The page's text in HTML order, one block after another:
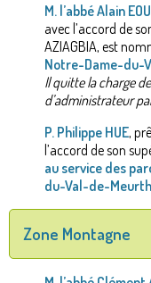
M. l’abbé Alain
avec l’accord de
AZIAGBIA, est
Notre-Dame-du-
Il quitte la charge
d’administrateur
P. Philippe HUE,
l’accord de son
au service des
du-Val-de-
Zone Montagne